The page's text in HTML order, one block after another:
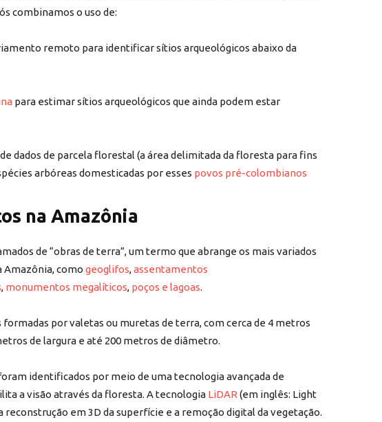
combinamos o uso de:
remoto para identificar sítios arqueológicos abaixo da
para estimar sítios arqueológicos que ainda podem estar
dados de parcela florestal (a área delimitada da floresta para fins
arbóreas domesticadas por esses povos pré-colombianos
na Amazônia
de “obras de terra”, um termo que abrange os mais variados
Amazônia, como geoglifos,assentamentos
, monumentos megalíticos, poços e lagoas.
formadas por valetas ou muretas de terra, com cerca de 4 metros
de largura e até 200 metros de diâmetro.
identificados por meio de uma tecnologia avançada de
a visão através da floresta. A tecnologia LiDAR (em inglês: Light
em 3D da superfície e a remoção digital da vegetação.